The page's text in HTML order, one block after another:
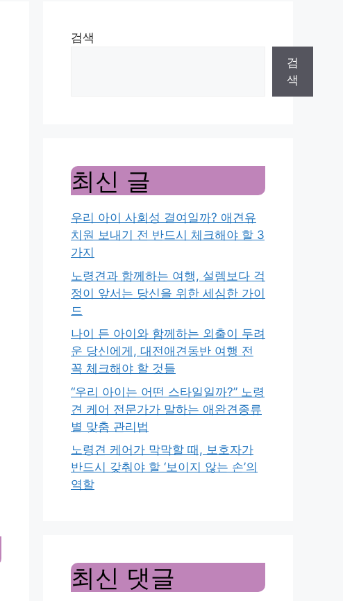
검색
검
색
최신 글
우리 아이 사회성 결여일까? 애견유
치원 보내기 전 반드시 체크해야 할 3
가지
노령견과 함께하는 여행, 설렘보다 걱
정이 앞서는 당신을 위한 세심한 가이
드
나이 든 아이와 함께하는 외출이 두려
운 당신에게, 대전애견동반 여행 전
꼭 체크해야 할 것들
“우리 아이는 어떤 스타일일까?” 노령
견 케어 전문가가 말하는 애완견종류
별 맞춤 관리법
노령견 케어가 막막할 때, 보호자가
반드시 갖춰야 할 ‘보이지 않는 손’의
역할
최신 댓글